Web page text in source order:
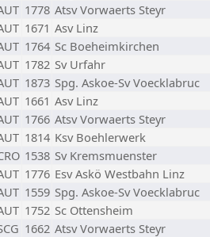
1778 Atsv Vorwaerts Steyr
1671 Asv Linz
1764 Sc Boeheimkirchen
1782 Sv Urfahr
1873 Spg. Askoe-Sv Voecklabruc
1661 Asv Linz
1766 Atsv Vorwaerts Steyr
1814 Ksv Boehlerwerk
1538 Sv Kremsmuenster
1776 Esv Askö Westbahn Linz
1559 Spg. Askoe-Sv Voecklabruc
1752 Sc Ottensheim
1662 Atsv Vorwaerts Steyr